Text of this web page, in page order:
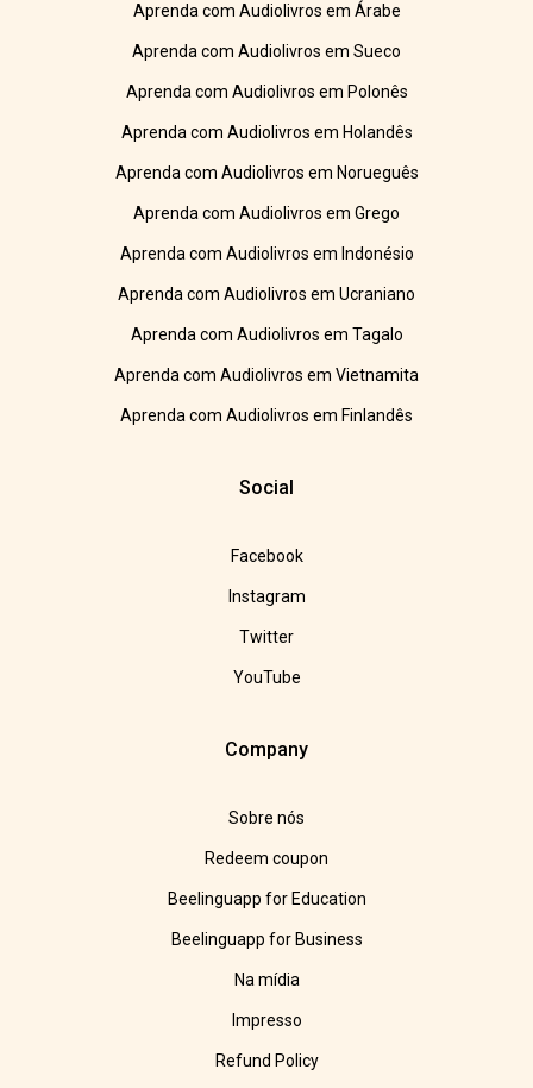
Aprenda com Audiolivros em Árabe
Aprenda com Audiolivros em Sueco
Aprenda com Audiolivros em Polonês
Aprenda com Audiolivros em Holandês
Aprenda com Audiolivros em Norueguês
Aprenda com Audiolivros em Grego
Aprenda com Audiolivros em Indonésio
Aprenda com Audiolivros em Ucraniano
Aprenda com Audiolivros em Tagalo
Aprenda com Audiolivros em Vietnamita
Aprenda com Audiolivros em Finlandês
Social
Facebook
Instagram
Twitter
YouTube
Company
Sobre nós
Redeem coupon
Beelinguapp for Education
Beelinguapp for Business
Na mídia
Impresso
Refund Policy